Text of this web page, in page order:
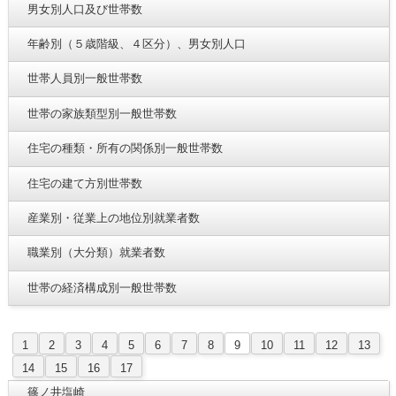
男女別人口及び世帯数
年齢別（５歳階級、４区分）、男女別人口
世帯人員別一般世帯数
世帯の家族類型別一般世帯数
住宅の種類・所有の関係別一般世帯数
住宅の建て方別世帯数
産業別・従業上の地位別就業者数
職業別（大分類）就業者数
世帯の経済構成別一般世帯数
1 2 3 4 5 6 7 8 9 10 11 12
13
14
15 16
17
篠ノ井塩崎